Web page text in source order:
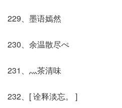
229、墨语嫣然
230、余温散尽ぺ
231、灬茶清味
232、[ 诠释淡忘。 ]